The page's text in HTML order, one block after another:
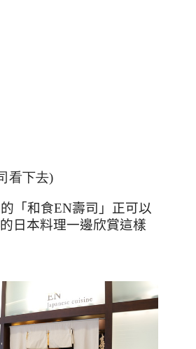
看下去)
「和食EN壽司」正可以
日本料理一邊欣賞這樣